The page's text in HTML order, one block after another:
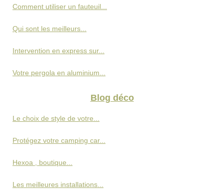
Comment utiliser un fauteuil...
Qui sont les meilleurs...
Intervention en express sur...
Votre pergola en aluminium...
Blog déco
Le choix de style de votre...
Protégez votre camping car...
Hexoa , boutique...
Les meilleures installations...